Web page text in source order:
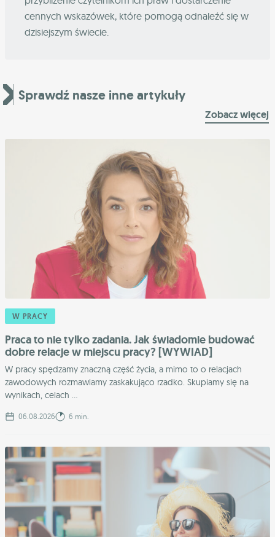
cennych wskazówek, które pomogą odnaleźć się w
dzisiejszym świecie.
Sprawdź nasze inne artykuły
Zobacz więcej
W PRACY
Praca to nie tylko zadania. Jak świadomie budować
dobre relacje w miejscu pracy? [WYWIAD]
W pracy spędzamy znaczną część życia, a mimo to o relacjach
zawodowych rozmawiamy zaskakująco rzadko. Skupiamy się na
wynikach, celach ...
06.08.2026 6 min.